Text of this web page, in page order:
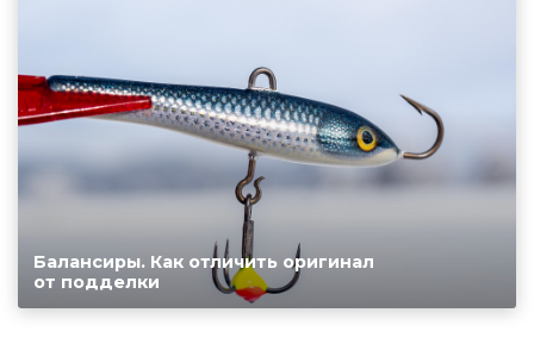
Балансиры. Как отличить оригинал
от подделки